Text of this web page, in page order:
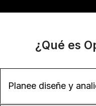
¿Qué es
Planee diseñe y